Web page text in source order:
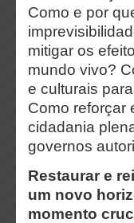
Como e por
mitigar os
mundo vivo?
e culturais
Como reforçar
cidadania
governos
Restaurar e
um novo
momento